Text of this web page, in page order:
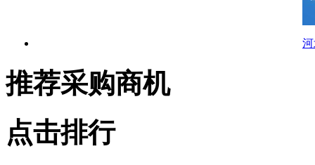
推荐采购商机
点击排行